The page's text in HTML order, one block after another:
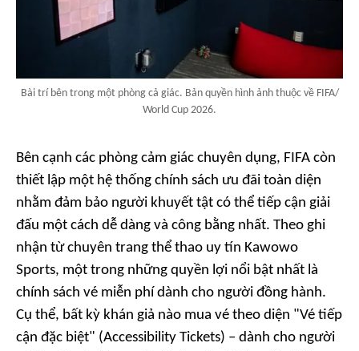
Bài trí bên trong một phòng cả giác. Bản quyền hình ảnh thuộc về FIFA/
World Cup 2026.
Bên cạnh các phòng cảm giác chuyên dụng, FIFA còn
thiết lập một hệ thống chính sách ưu đãi toàn diện
nhằm đảm bảo người khuyết tật có thể tiếp cận giải
đấu một cách dễ dàng và công bằng nhất. Theo ghi
nhận từ chuyên trang thể thao uy tín Kawowo
Sports, một trong những quyền lợi nổi bật nhất là
chính sách vé miễn phí dành cho người đồng hành.
Cụ thể, bất kỳ khán giả nào mua vé theo diện "Vé tiếp
cận đặc biệt" (Accessibility Tickets) – dành cho người